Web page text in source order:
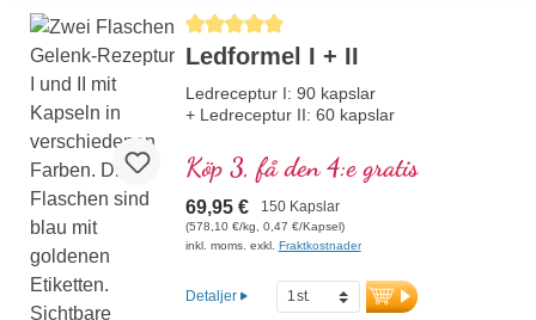
Genomsnittligt betyg på 5 av 5 stjärnor
Ledformel I + II
Ledreceptur I: 90 kapslar
+ Ledreceptur II: 60 kapslar
Köp 3, få den 4:e gratis
69,95 € 150 Kapslar
(578,10 €/kg, 0,47 €/Kapsel)
inkl. moms. exkl. Fraktkostnader
Detaljer